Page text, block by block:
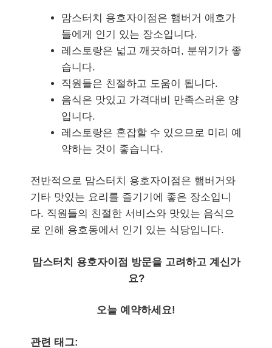
맘스터치 용호자이점은 햄버거 애호가
들에게 인기 있는 장소입니다.
레스토랑은 넓고 깨끗하며, 분위기가 좋
습니다.
직원들은 친절하고 도움이 됩니다.
음식은 맛있고 가격대비 만족스러운 양
입니다.
레스토랑은 혼잡할 수 있으므로 미리 예
약하는 것이 좋습니다.
전반적으로 맘스터치 용호자이점은 햄버거와
기타 맛있는 요리를 즐기기에 좋은 장소입니
다. 직원들의 친절한 서비스와 맛있는 음식으
로 인해 용호동에서 인기 있는 식당입니다.
맘스터치 용호자이점 방문을 고려하고 계신가
요?
오늘 예약하세요!
관련 태그: